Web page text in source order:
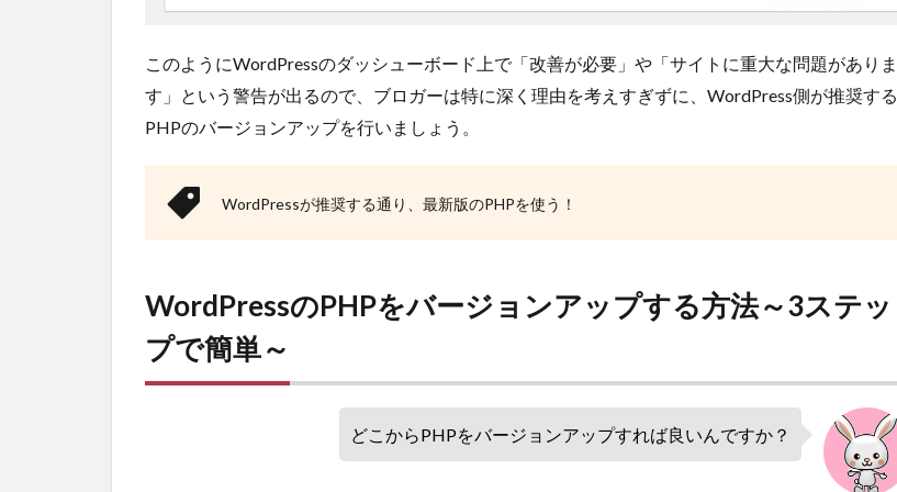
WordPress
のPHPバー
プ：まとめ
今すぐ
できる
4.2
お願
い
このようにWordPressのダッシューボード上で「改善が必要」や「サイトに重大な問題がありま
す」という警告が出るので、ブロガーは特に深く理由を考えすぎずに、WordPress側が推奨する
PHPのバージョンアップを行いましょう。
WordPressが推奨する通り、最新版のPHPを使う！
WordPressのPHPをバージョンアップする方法～3ステッ
プで簡単～
どこからPHPをバージョンアップすれば良いんですか？